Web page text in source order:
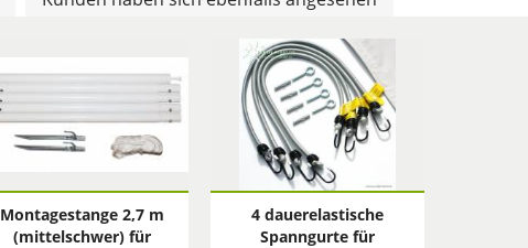
Montagestange 2,7 m
(mittelschwer) für
4 dauerelastische
Spanngurte für